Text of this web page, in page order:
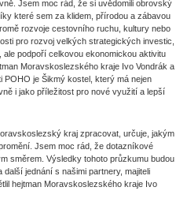
Jsem moc rád, že si uvědomili obrovský
které sem za klidem, přírodou a zábavou
rozvoje cestovního ruchu, kultury nebo
pro rozvoj velkých strategických investic,
podpoří celkovou ekonomickou aktivitu
Moravskoslezského kraje Ivo Vondrák a
POHO je Šikmý kostel, který má nejen
i jako příležitost pro nové využití a lepší
kraj zpracovat, určuje, jakým
Jsem moc rád, že dotazníkové
směrem. Výsledky tohoto průzkumu budou
jednání s našimi partnery, majiteli
hejtman Moravskoslezského kraje Ivo